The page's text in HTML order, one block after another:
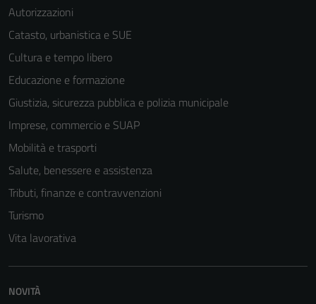
Autorizzazioni
Catasto, urbanistica e SUE
Cultura e tempo libero
Educazione e formazione
Giustizia, sicurezza pubblica e polizia municipale
Imprese, commercio e SUAP
Mobilità e trasporti
Salute, benessere e assistenza
Tributi, finanze e contravvenzioni
Turismo
Vita lavorativa
NOVITÀ